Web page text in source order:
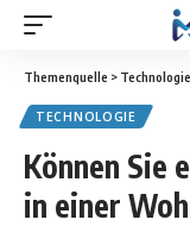
Themenquelle > Technologie
TECHNOLOGIE
Können Sie
in einer